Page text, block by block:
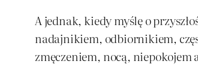
A jednak, kiedy myślę o
nadajnikiem, odbiornikiem,
zmęczeniem, nocą, niepokojem